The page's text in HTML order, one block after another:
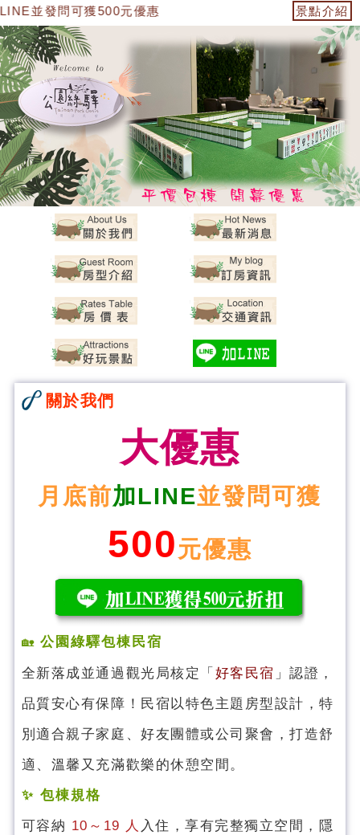
並發問可獲500元優惠 景點介紹
關於我們
大優惠
月底前加LINE並發問可獲
500元優惠
🏡 公園綠驛包棟民宿
全新落成並通過觀光局核定「好客民宿 」認證，
品質安心有保障！民宿以特色主題房型設計，特
別適合親子家庭、好友團體或公司聚會，打造舒
適、溫馨又充滿歡樂的休憩空間。
✨ 包棟規格
可容納 10～19 人 入住，享有完整獨立空間，隱